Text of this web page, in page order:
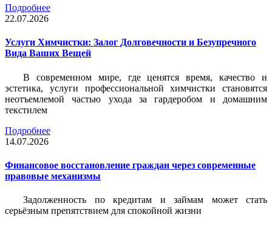
Подробнее
22.07.2026
Услуги Химчистки: Залог Долговечности и Безупречного
Вида Ваших Вещей
В современном мире, где ценятся время, качество и
эстетика, услуги профессиональной химчистки становятся
неотъемлемой частью ухода за гардеробом и домашним
текстилем
Подробнее
14.07.2026
Финансовое восстановление граждан через современные
правовые механизмы
Задолженность по кредитам и займам может стать
серьёзным препятствием для спокойной жизни